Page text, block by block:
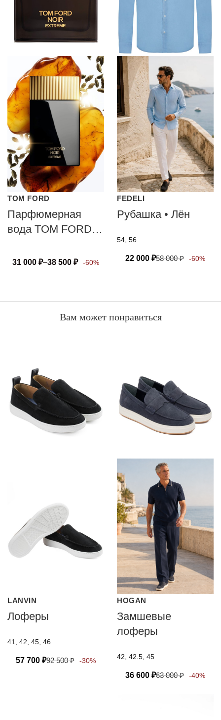
TOM FORD
Парфюмерная
вода TOM FORD
31 000 ₽–38 500 ₽ -60%
FEDELI
Рубашка • Лён
54, 56
22 000 ₽58 000₽ -60%
Вам может понравиться
LANVIN
Лоферы
41, 42, 45, 46
57 700 ₽92 500₽ -30%
HOGAN
Замшевые
лоферы
42, 42.5, 45
36 600 ₽63 000₽ -40%